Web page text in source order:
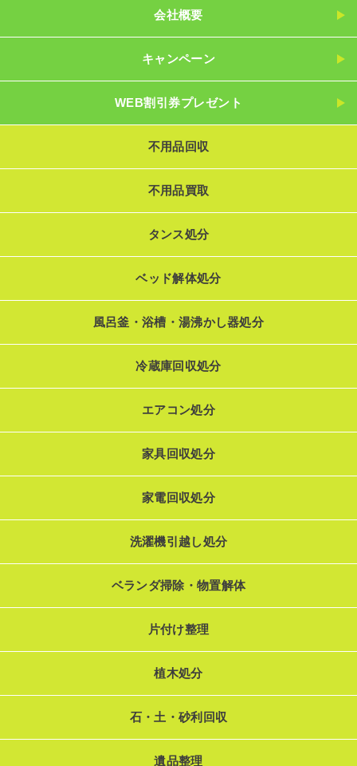
会社概要
キャンペーン
WEB割引券プレゼント
不用品回収
不用品買取
タンス処分
ベッド解体処分
風呂釜・浴槽・湯沸かし器処分
冷蔵庫回収処分
エアコン処分
家具回収処分
家電回収処分
洗濯機引越し処分
ベランダ掃除・物置解体
片付け整理
植木処分
石・土・砂利回収
遺品整理